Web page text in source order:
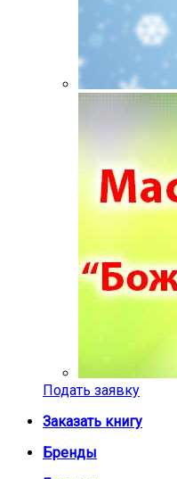
Подать заявку
Заказать книгу
Бренды